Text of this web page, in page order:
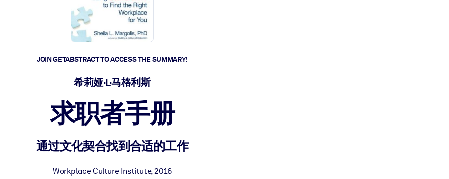
JOIN GETABSTRACT TO ACCESS THE SUMMARY!
希莉娅·L·马格利斯
求职者手册
通过文化契合找到合适的工作
Workplace Culture Institute,2016